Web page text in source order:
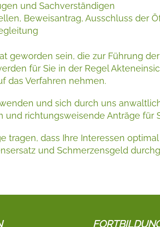
und Sachverständigen
Beweisantrag, Ausschluss der
geworden sein, die zur Führung
für Sie in der Regel
das Verfahren nehmen.
und sich durch uns
und richtungsweisende Anträge für
tragen, dass Ihre Interessen
und Schmerzensgeld